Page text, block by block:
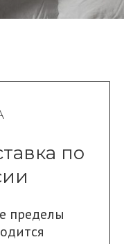
по
пределы